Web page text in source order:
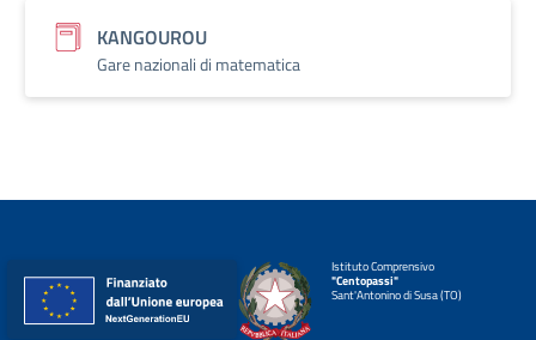
KANGOUROU
Gare nazionali di matematica
Istituto Comprensivo
"Centopassi"
Sant'Antonino di Susa (TO)